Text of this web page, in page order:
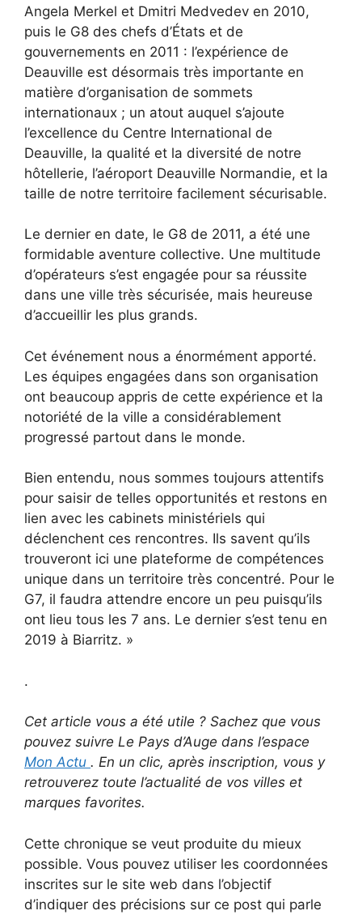
Angela Merkel et Dmitri Medvedev en 2010,
puis le G8 des chefs d’États et de
gouvernements en 2011 : l’expérience de
Deauville est désormais très importante en
matière d’organisation de sommets
internationaux ; un atout auquel s’ajoute
l’excellence du Centre International de
Deauville, la qualité et la diversité de notre
hôtellerie, l’aéroport Deauville Normandie, et la
taille de notre territoire facilement sécurisable.
Le dernier en date, le G8 de 2011, a été une
formidable aventure collective. Une multitude
d’opérateurs s’est engagée pour sa réussite
dans une ville très sécurisée, mais heureuse
d’accueillir les plus grands.
Cet événement nous a énormément apporté.
Les équipes engagées dans son organisation
ont beaucoup appris de cette expérience et la
notoriété de la ville a considérablement
progressé partout dans le monde.
Bien entendu, nous sommes toujours attentifs
pour saisir de telles opportunités et restons en
lien avec les cabinets ministériels qui
déclenchent ces rencontres. Ils savent qu’ils
trouveront ici une plateforme de compétences
unique dans un territoire très concentré. Pour le
G7, il faudra attendre encore un peu puisqu’ils
ont lieu tous les 7 ans. Le dernier s’est tenu en
2019 à Biarritz. »
.
Cet article vous a été utile ? Sachez que vous
pouvez suivre Le Pays d’Auge dans l’espace
Mon Actu . En un clic, après inscription, vous y
retrouverez toute l’actualité de vos villes et
marques favorites.
Cette chronique se veut produite du mieux
possible. Vous pouvez utiliser les coordonnées
inscrites sur le site web dans l’objectif
d’indiquer des précisions sur ce post qui parle